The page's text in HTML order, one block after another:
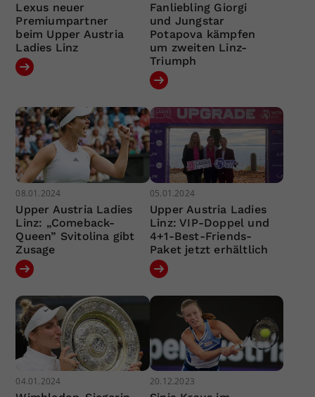
Lexus neuer
Premiumpartner
beim Upper Austria
Ladies Linz
Fanliebling Giorgi
und Jungstar
Potapova kämpfen
um zweiten Linz-
Triumph
08.01.2024
Upper Austria Ladies
Linz: „Comeback-
Queen” Svitolina gibt
Zusage
05.01.2024
Upper Austria Ladies
Linz: VIP-Doppel und
4+1-Best-Friends-
Paket jetzt erhältlich
04.01.2024 20.12.2023